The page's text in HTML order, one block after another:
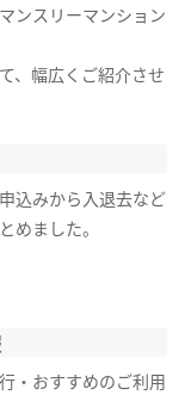
ンスリーマンション
、幅広くご紹介させ
込みから入退去など
めました。
・おすすめのご利用